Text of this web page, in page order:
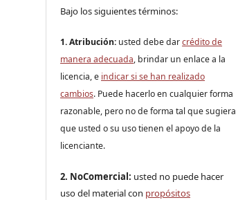
Bajo los siguientes términos:
1. Atribución: usted debe darcrédito de
manera adecuada, brindar un enlace a la
licencia, e indicar si se han realizado
cambios. Puede hacerlo en cualquier forma
razonable, pero no de forma tal que sugiera
que usted o su uso tienen el apoyo de la
licenciante.
2. NoComercial: usted no puede hacer
uso del material con propósitos